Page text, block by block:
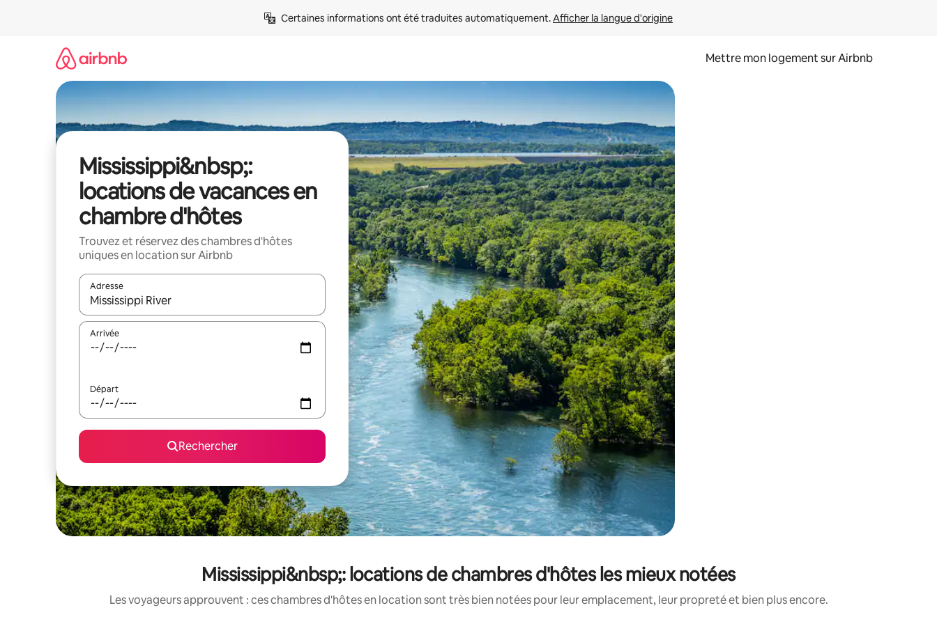
Certaines informations ont été traduites automatiquement. Afficher la langue d'origine
Mettre mon logement sur Airbnb
Mississippi&nbsp;:
locations de vacances en
chambre d'hôtes
Trouvez et réservez des chambres d'hôtes
uniques en location sur Airbnb
Adresse
Lorsque les résultats s'affichent, utilisez les flèches vers le haut et vers le bas pour les parcourir ou en appuyant et en faisant glisser.
Arrivée
Départ
Rechercher
Mississippi&nbsp;: locations de chambres d'hôtes les mieux notées
Les voyageurs approuvent : ces chambres d'hôtes en location sont très bien notées pour leur emplacement, leur propreté et bien plus encore.